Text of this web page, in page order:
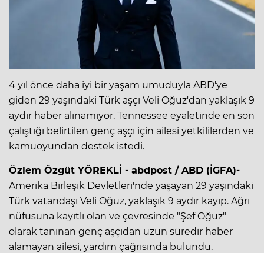
4 yıl önce daha iyi bir yaşam umuduyla ABD'ye
giden 29 yaşındaki Türk aşçı Veli Oğuz'dan yaklaşık 9
aydır haber alınamıyor. Tennessee eyaletinde en son
çalıştığı belirtilen genç aşçı için ailesi yetkililerden ve
kamuoyundan destek istedi.
Özlem Özgüt YÖREKLİ - abdpost / ABD (İGFA)-
Amerika Birleşik Devletleri'nde yaşayan 29 yaşındaki
Türk vatandaşı Veli Oğuz, yaklaşık 9 aydır kayıp. Ağrı
nüfusuna kayıtlı olan ve çevresinde "Şef Oğuz"
olarak tanınan genç aşçıdan uzun süredir haber
alamayan ailesi, yardım çağrısında bulundu.